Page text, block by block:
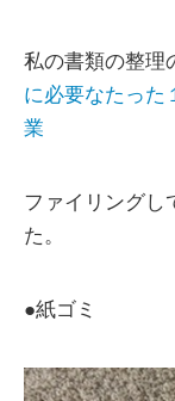
私の書類の整
に必要なたった
業
ファイリングし
た。
●紙ゴミ